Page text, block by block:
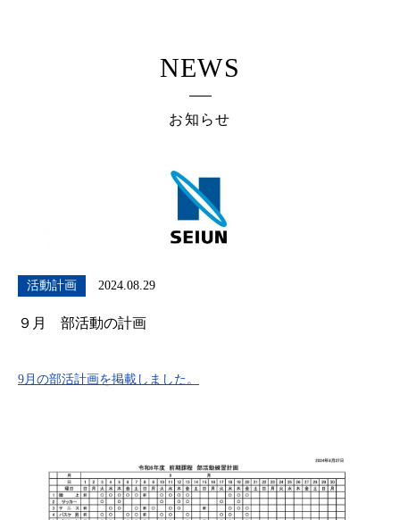
NEWS
お知らせ
活動計画 2024.08.29
９月 部活動の計画
9月の部活計画を掲載しました。